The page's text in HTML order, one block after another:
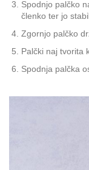
Spodnjo palčko
členko ter jo
Zgornjo palčko
Palčki naj tvorita
Spodnja palčka